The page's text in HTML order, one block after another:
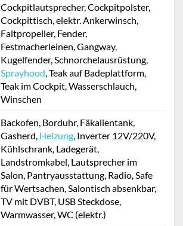
Cockpitlautsprecher, Cockpitpolster,
Cockpittisch, elektr. Ankerwinsch,
Faltpropeller, Fender,
Festmacherleinen, Gangway,
Kugelfender, Schnorchelausrüstung,
Sprayhood , Teak auf Badeplattform,
Teak im Cockpit, Wasserschlauch,
Winschen
Backofen, Borduhr, Fäkalientank,
Gasherd, Heizung , Inverter 12V/220V,
Kühlschrank, Ladegerät,
Landstromkabel, Lautsprecher im
Salon, Pantryausstattung, Radio, Safe
für Wertsachen, Salontisch absenkbar,
TV mit DVBT, USB Steckdose,
Warmwasser, WC (elektr.)